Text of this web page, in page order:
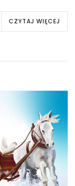
CZYTAJ WIĘCEJ